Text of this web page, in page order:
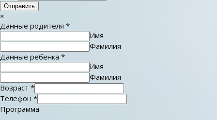
Отправить
×
Данные родителя *
Имя
Фамилия
Данные ребенка *
Имя
Фамилия
Возраст *
Телефон *
Программа